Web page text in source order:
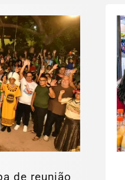
de reunião